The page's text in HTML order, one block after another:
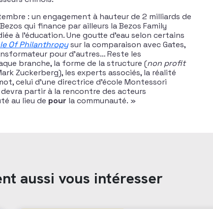
: un engagement à hauteur de 2 milliards de
qui finance par ailleurs la Bezos Family
à l’éducation. Une goutte d’eau selon certains
Of Philanthropysur la comparaison avec Gates,
pour d’autres… Reste les
branche, la forme de la structure (non profit
Zuckerberg), les experts associés, la réalité
celui d’une directrice d’école Montessori
partir à la rencontre des acteurs
au lieu de pour la communauté. »
aussi vous intéresser